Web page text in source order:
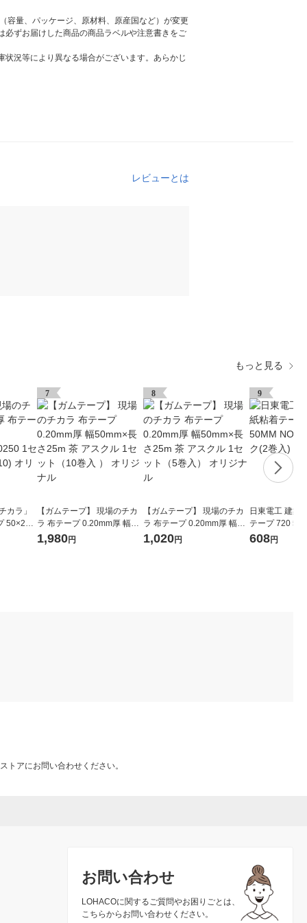
容量、パッケージ、原材料、原産国など）が変更
ずお届けした商品の商品ラベルや注意書きをご
況等により異なる場合がございます。あらかじ
レビューとは
もっと見る
カラ」
50×25 0
セット
7
【ガムテープ】 現場のチカ
ラ 布テープ 0.20mm厚 幅50
mm×長さ25m 茶 アスクル 1
1,980円
8
【ガムテープ】 現場のチカ
ラ 布テープ 0.20mm厚 幅50
mm×長さ25m 茶 アスクル 1
1,020円
9
日東電工 建築
テープ 720
1パック(2巻入)
608円
トアにお問い合わせください。
お問い合わせ
LOHACOに関するご質問やお困りごとは、
こちらからお問い合わせください。